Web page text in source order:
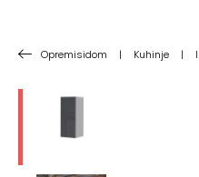
Opremisidom | Kuhinje |